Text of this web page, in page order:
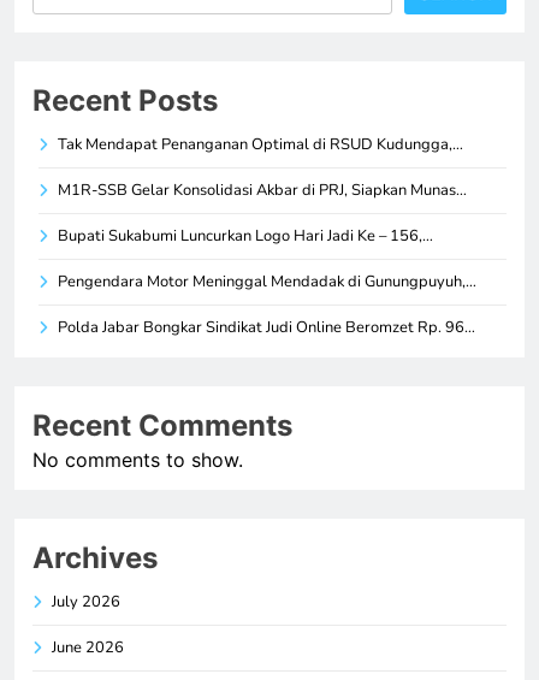
Recent Posts
Tak Mendapat Penanganan Optimal di RSUD Kudungga,…
M1R-SSB Gelar Konsolidasi Akbar di PRJ, Siapkan Munas…
Bupati Sukabumi Luncurkan Logo Hari Jadi Ke – 156,…
Pengendara Motor Meninggal Mendadak di Gunungpuyuh,…
Polda Jabar Bongkar Sindikat Judi Online Beromzet Rp. 96…
Recent Comments
No comments to show.
Archives
July 2026
June 2026